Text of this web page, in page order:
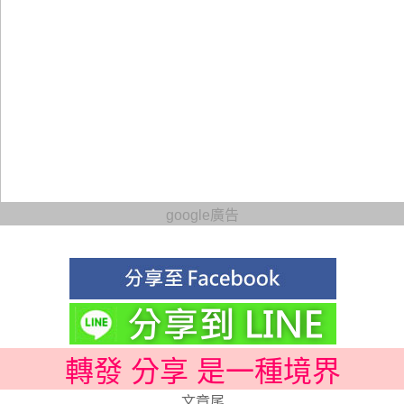
google廣告
轉發 分享 是一種境界